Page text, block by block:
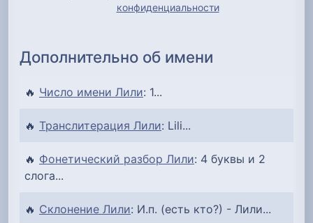
конфиденциальности
Дополнительно об имени
🔥 Число имени Лили: 1...
🔥 Транслитерация Лили: Lili...
🔥 Фонетический разбор Лили: 4 буквы и 2
слога...
🔥 Склонение Лили: И.п. (есть кто?) - Лили...